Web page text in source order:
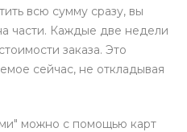
всю сумму сразу, вы
части. Каждые две недели
заказа. Это
сейчас, не откладывая
можно с помощью карт